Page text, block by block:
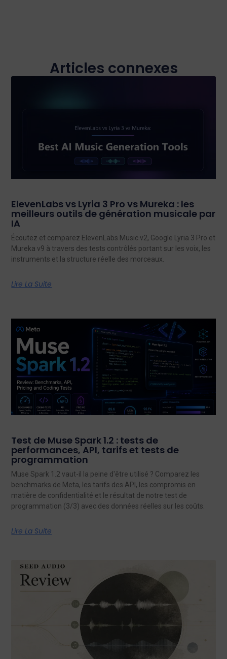
Articles connexes
ElevenLabs vs Lyria 3 Pro vs Mureka : les
meilleurs outils de génération musicale par
IA
Écoutez et comparez ElevenLabs Music v2, Google Lyria 3 Pro et
Mureka v9 à travers des tests contrôlés portant sur les voix, les
instruments et la structure réelle des morceaux.
Lire La Suite
Test de Muse Spark 1.2 : tests de
performances, API, tarifs et tests de
programmation
Muse Spark 1.2 vaut-il la peine d'être utilisé ? Comparez les
benchmarks de Meta, les tarifs des API, les compromis en
matière de confidentialité et le résultat de notre test de
programmation (3/3) avec des données réelles sur les coûts.
Lire La Suite